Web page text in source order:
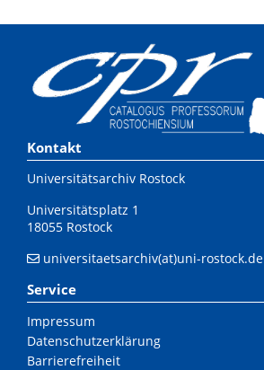
Kontakt
Universitätsarchiv Rostock
Universitätsplatz 1
18055 Rostock
universitaetsarchiv(at)uni-rostock.de
Service
Impressum
Datenschutzerklärung
Barrierefreiheit